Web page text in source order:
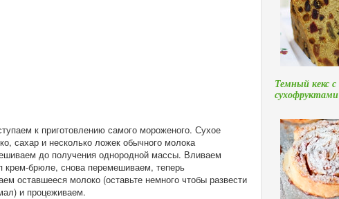
к приготовлению самого мороженого. Сухое
сахар и несколько ложек обычного молока
до получения однородной массы. Вливаем
крем-брюле, снова перемешиваем, теперь
оставшееся молоко (оставьте немного чтобы развести
и процеживаем.
Темный кекс с
сухофруктами